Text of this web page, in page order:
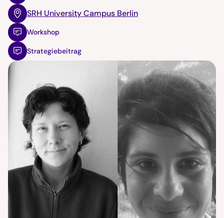
SRH University Campus Berlin
Workshop
Strategiebeitrag